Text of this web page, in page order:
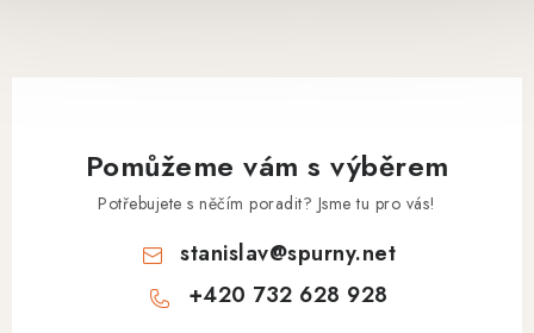
Pomůžeme vám s výběrem
Potřebujete s něčím poradit? Jsme tu pro vás!
stanislav@spurny.net
+420 732 628 928